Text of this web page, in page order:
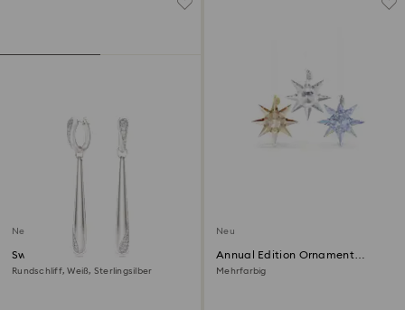
Neu
Swarovski Classica Drop-
Ohrhänger und Kreolen
Rundschliff, Weiß, Sterlingsilber
Neu
Annual Edition Ornament
Jubiläumsset 35 Jahre 2026
Mehrfarbig